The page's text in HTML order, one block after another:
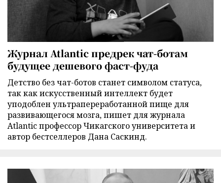
Журнал Atlantic предрек чат-ботам
будущее дешевого фаст-фуда
Детство без чат-ботов станет символом статуса,
так как искусственный интеллект будет
уподоблен ультрапереработанной пище для
развивающегося мозга, пишет для журнала
Atlantic профессор Чикагского университета и
автор бестселлеров Дана Саскинд.